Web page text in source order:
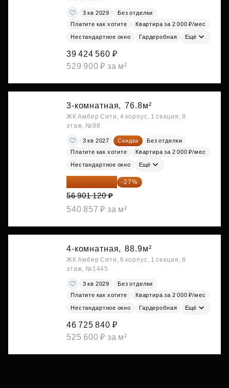
3 кв 2029
Без отделки
Платите как хотите
Квартира за 2 000 ₽/мес
Нестандартное окно Гардеробная Ещё
39 424 560 ₽
529 900 ₽ за м²
3-комнатная, 76.8м²
ЖК Амбер Сити, 4 корпус, 1 секция, 8
этаж, №98
3 кв 2027 Скидка
Без отделки
Платите как хотите
Квартира за 2 000 ₽/мес
Нестандартное окно Ещё
41 537 818 ₽ -27%
56 901 120 ₽
540 857 ₽ за м²
4-комнатная, 88.9м²
ЖК Амбер Сити, 6 корпус, 1 секция, 8
этаж, №1445
3 кв 2029
Без отделки
Платите как хотите
Квартира за 2 000 ₽/мес
Нестандартное окно Гардеробная Ещё
46 725 840 ₽
525 600 ₽ за м²